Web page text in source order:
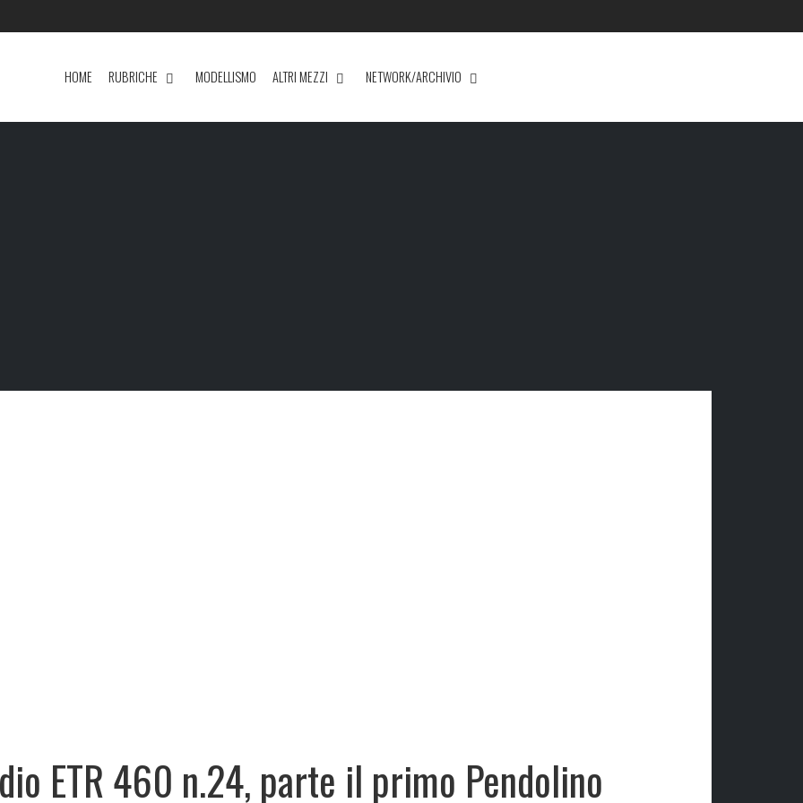
HOME RUBRICHE MODELLISMO ALTRI MEZZI NETWORK/ARCHIVIO
ETR 460 n.24, parte il primo Pendolino